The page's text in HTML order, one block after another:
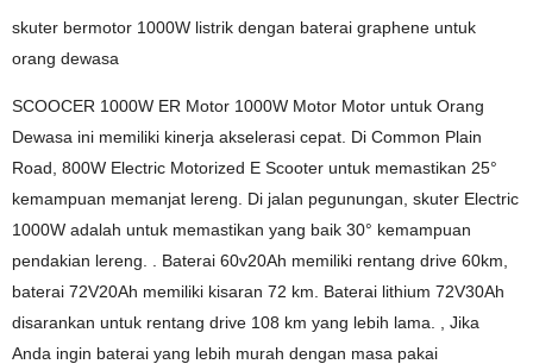
skuter bermotor 1000W listrik dengan baterai graphene untuk
orang dewasa
SCOOCER 1000W ER Motor 1000W Motor Motor untuk Orang
Dewasa ini memiliki kinerja akselerasi cepat. Di Common Plain
Road, 800W Electric Motorized E Scooter untuk memastikan 25°
kemampuan memanjat lereng. Di jalan pegunungan, skuter Electric
1000W adalah untuk memastikan yang baik 30° kemampuan
pendakian lereng. . Baterai 60v20Ah memiliki rentang drive 60km,
baterai 72V20Ah memiliki kisaran 72 km. Baterai lithium 72V30Ah
disarankan untuk rentang drive 108 km yang lebih lama. , Jika
Anda ingin baterai yang lebih murah dengan masa pakai